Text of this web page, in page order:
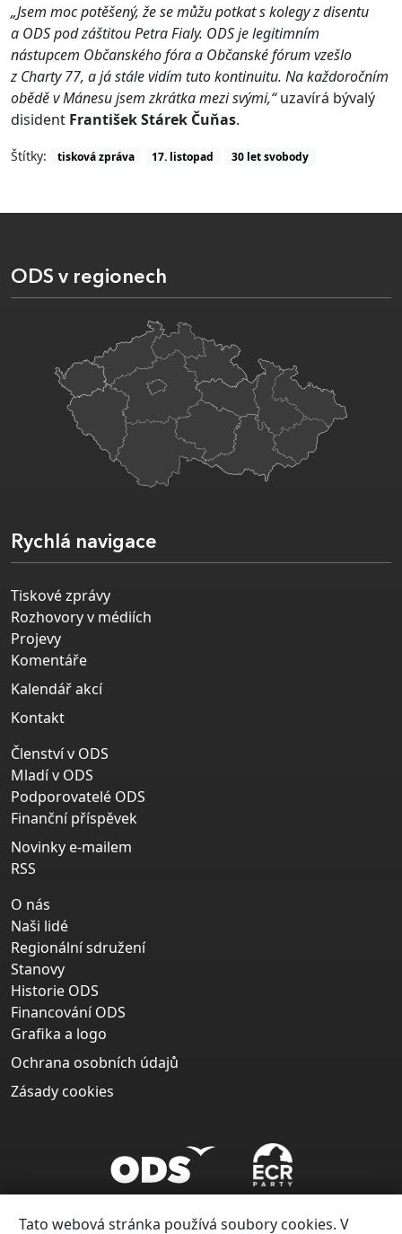
„Jsem moc potěšený, že se můžu potkat s kolegy z disentu
a ODS pod záštitou Petra Fialy. ODS je legitimním
nástupcem Občanského fóra a Občanské fórum vzešlo
z Charty 77, a já stále vidím tuto kontinuitu. Na každoročním
obědě v Mánesu jsem zkrátka mezi svými,“uzavírá bývalý
disident František Stárek Čuňas.
Štítky: tisková zpráva 17. listopad 30 let svobody
ODS v regionech
Rychlá navigace
Tiskové zprávy
Rozhovory v médiích
Projevy
Komentáře
Kalendář akcí
Kontakt
Členství v ODS
Mladí v ODS
Podporovatelé ODS
Finanční příspěvek
Novinky e-mailem
RSS
O nás
Naši lidé
Regionální sdružení
Stanovy
Historie ODS
Financování ODS
Grafika a logo
Ochrana osobních údajů
Zásady cookies
Tato webová stránka používá soubory cookies. V